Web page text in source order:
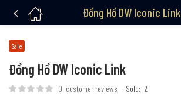
Đồng Hồ DW Iconic Link
Đồng Hồ DW Iconic Link
Sale
0 customer reviews Sold: 2